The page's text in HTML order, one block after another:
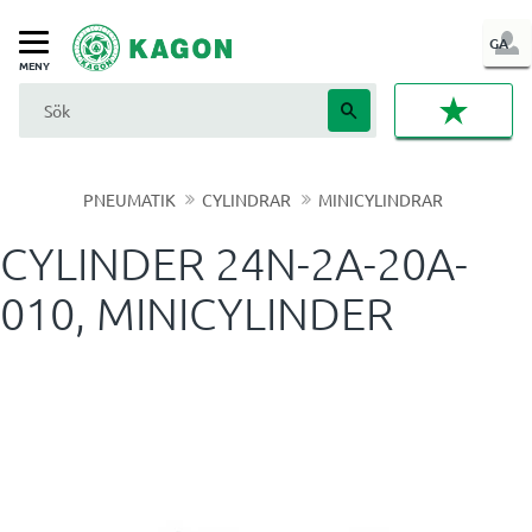
Meny
GA
IN
PNEUMATIK CYLINDRAR MINICYLINDRAR
CYLINDER 24N-2A-20A-
010, MINICYLINDER